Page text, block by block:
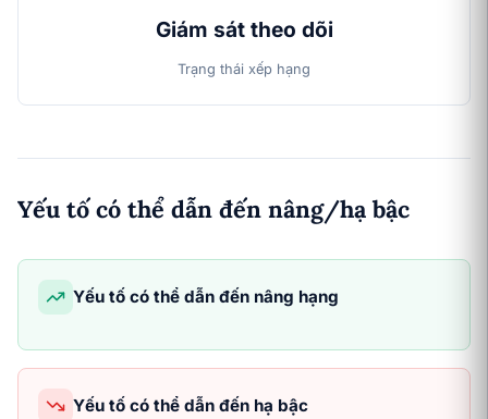
Giám sát theo dõi
Trạng thái xếp hạng
Yếu tố có thể dẫn đến nâng/hạ bậc
Yếu tố có thể dẫn đến nâng hạng
Yếu tố có thể dẫn đến hạ bậc